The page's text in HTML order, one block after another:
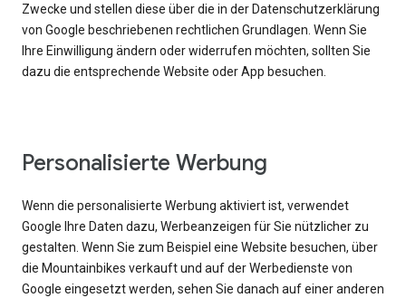
Zwecke und stellen diese über die in der Datenschutzerklärung
von Google beschriebenen rechtlichen Grundlagen. Wenn Sie
Ihre Einwilligung ändern oder widerrufen möchten, sollten Sie
dazu die entsprechende Website oder App besuchen.
Personalisierte Werbung
Wenn die personalisierte Werbung aktiviert ist, verwendet
Google Ihre Daten dazu, Werbeanzeigen für Sie nützlicher zu
gestalten. Wenn Sie zum Beispiel eine Website besuchen, über
die Mountainbikes verkauft und auf der Werbedienste von
Google eingesetzt werden, sehen Sie danach auf einer anderen